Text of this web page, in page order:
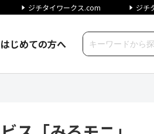
ジチタイワークス.com ジチ
はじめての方へ